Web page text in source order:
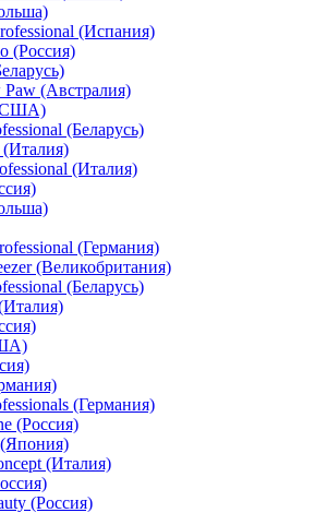
(Испания)
(Россия)
Paw (Австралия)
(Беларусь)
(Италия)
(Италия)
(Германия)
(Великобритания)
(Беларусь)
(Германия)
(Россия)
(Италия)
(Россия)